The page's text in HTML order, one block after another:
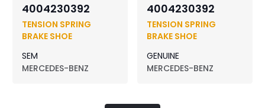
4004230392
TENSION SPRING
BRAKE SHOE
SEM
MERCEDES-BENZ
4004230392
TENSION SPRING
BRAKE SHOE
GENUINE
MERCEDES-BENZ